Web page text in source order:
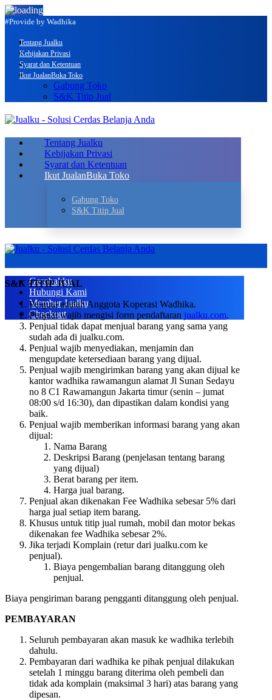
#Provide by Wadhika
Tentang Jualku
Kebijakan Privasi
Syarat dan Ketentuan
Ikut JualanBuka Toko
Gabung Toko
S&K Titip Jual
Tentang Jualku
Kebijakan Privasi
Syarat dan Ketentuan
Ikut JualanBuka Toko
Gabung Toko
S&K Titip Jual
Gerobakku
Hubungi Kami
Member Jualku
Checkout
S&K TITIP JUAL
Penjual adalah Anggota Koperasi Wadhika.
Penjual wajib mengisi form pendaftaran jualku.com.
Penjual tidak dapat menjual barang yang sama yang
sudah ada di jualku.com.
Penjual wajib menyediakan, menjamin dan
mengupdate ketersediaan barang yang dijual.
Penjual wajib mengirimkan barang yang akan dijual ke
kantor wadhika rawamangun alamat Jl Sunan Sedayu
no 8 C1 Rawamangun Jakarta timur (senin – jumat
08:00 s/d 16:30), dan dipastikan dalam kondisi yang
baik.
Penjual wajib memberikan informasi barang yang akan
dijual:
Nama Barang
Deskripsi Barang (penjelasan tentang barang
yang dijual)
Berat barang per item.
Harga jual barang.
Penjual akan dikenakan Fee Wadhika sebesar 5% dari
harga jual setiap item barang.
Khusus untuk titip jual rumah, mobil dan motor bekas
dikenakan fee Wadhika sebesar 2%.
Jika terjadi Komplain (retur dari jualku.com ke
penjual).
Biaya pengembalian barang ditanggung oleh
penjual.
Biaya pengiriman barang pengganti ditanggung oleh penjual.
PEMBAYARAN
Seluruh pembayaran akan masuk ke wadhika terlebih
dahulu.
Pembayaran dari wadhika ke pihak penjual dilakukan
setelah 1 minggu barang diterima oleh pembeli dan
tidak ada komplain (maksimal 3 hari) atas barang yang
dipesan.